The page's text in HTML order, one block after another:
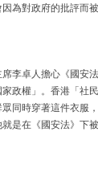
為對政府的批評而
李卓人擔心《國安
政權」。香港「社
同時穿著這件衣服
是在《國安法》下被